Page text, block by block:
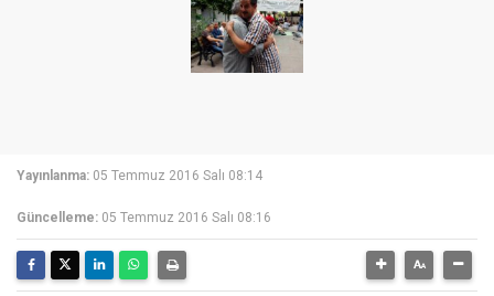
Yayınlanma: 05 Temmuz 2016 Salı 08:14
Güncelleme: 05 Temmuz 2016 Salı 08:16